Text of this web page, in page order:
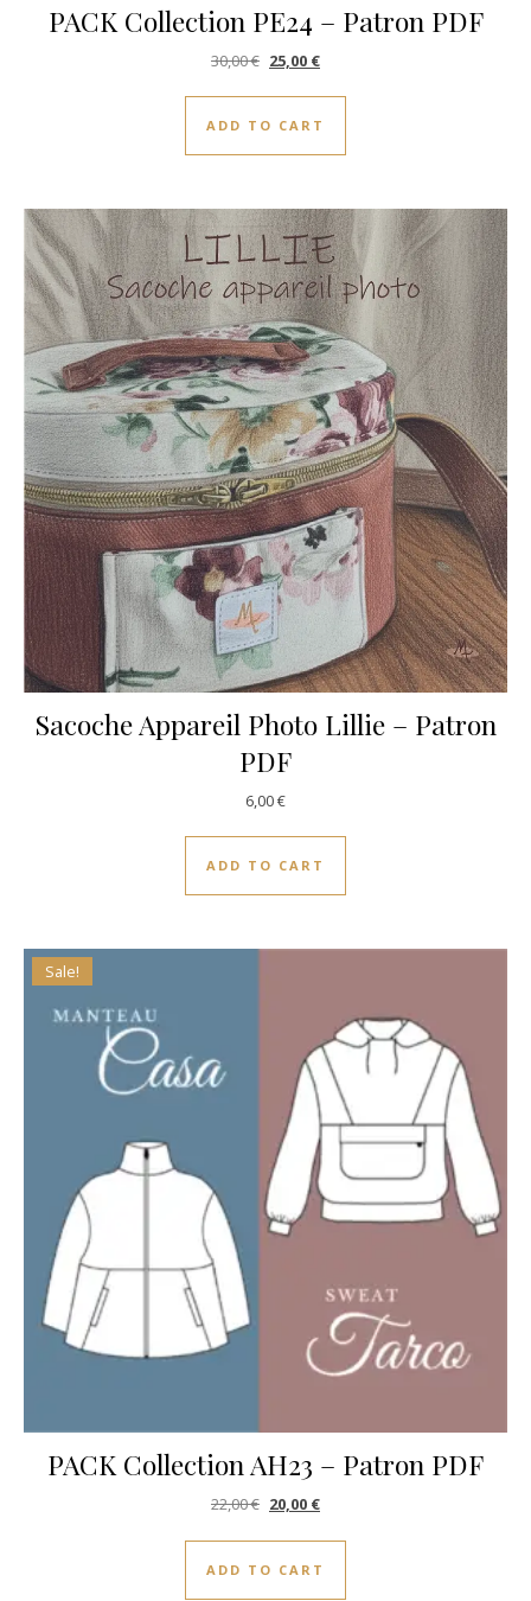
PACK Collection PE24 – Patron PDF
30,00€ Original price was: 30,00 €.
25,00 €Current price is: 25,00 €.
ADD TO CART
Sacoche Appareil Photo Lillie – Patron
PDF
6,00€
ADD TO CART
Sale!
PACK Collection AH23 – Patron PDF
22,00€ Original price was: 22,00 €.
20,00 €Current price is: 20,00 €.
ADD TO CART